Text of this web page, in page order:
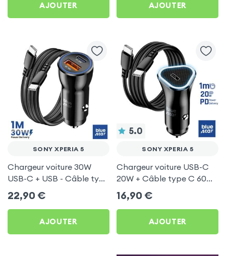
AJOUTER AJOUTER
SONY XPERIA 5
Chargeur voiture 30W
USB-C + USB - Câble type
C 60W Blue Star pour
Sony Xperia 5
22,90 €
AJOUTER
5.0
SONY XPERIA 5
Chargeur voiture USB-C
20W + Câble type C 60W
Blue Star pour Sony
Xperia 5
16,90 €
AJOUTER